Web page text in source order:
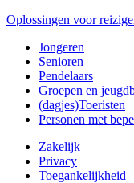
Oplossingen voor
Jongeren
Senioren
Pendelaars
Groepen en
(dagjes)Toeristen
Personen met
Zakelijk
Privacy
Toegankelijkheid